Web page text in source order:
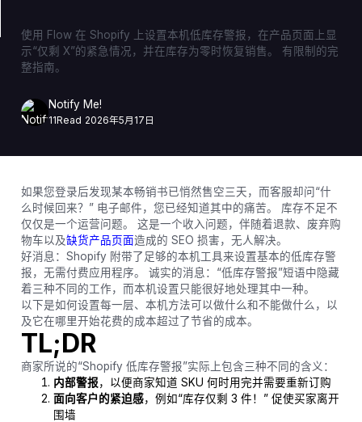
使用 Flow 在 Shopify 上设置本机低库存警报，在产品页面上显
示“仅剩 X”的紧急情况，并在库存为零时恢复销售。 有限制的完
整指南。
Notify Me!
11Read 2026年5月17日
如果您登录后发现某本畅销书已悄然售空三天，而客服却问“什
么时候回来？” 电子邮件，您已经知道其中的痛苦。 库存不足不
仅仅是一个运营问题。 这是一个收入问题，伴随着退款、废弃购
物车以及缺货产品页面造成的 SEO 损害，无人解决。
好消息：Shopify 附带了足够的本机工具来设置基本的低库存警
报，无需付费应用程序。 诚实的消息：“低库存警报”短语中隐藏
着三种不同的工作，而本机设置只能很好地处理其中一种。
以下是如何设置每一层、本机方法可以做什么和不能做什么，以
及它在哪里开始花费的成本超过了节省的成本。
TL;DR
商家所说的“Shopify 低库存警报”实际上包含三种不同的含义：
内部警报，以便商家知道 SKU 何时用完并需要重新订购
面向客户的紧迫感，例如“库存仅剩 3 件！” 促使买家离开
围墙